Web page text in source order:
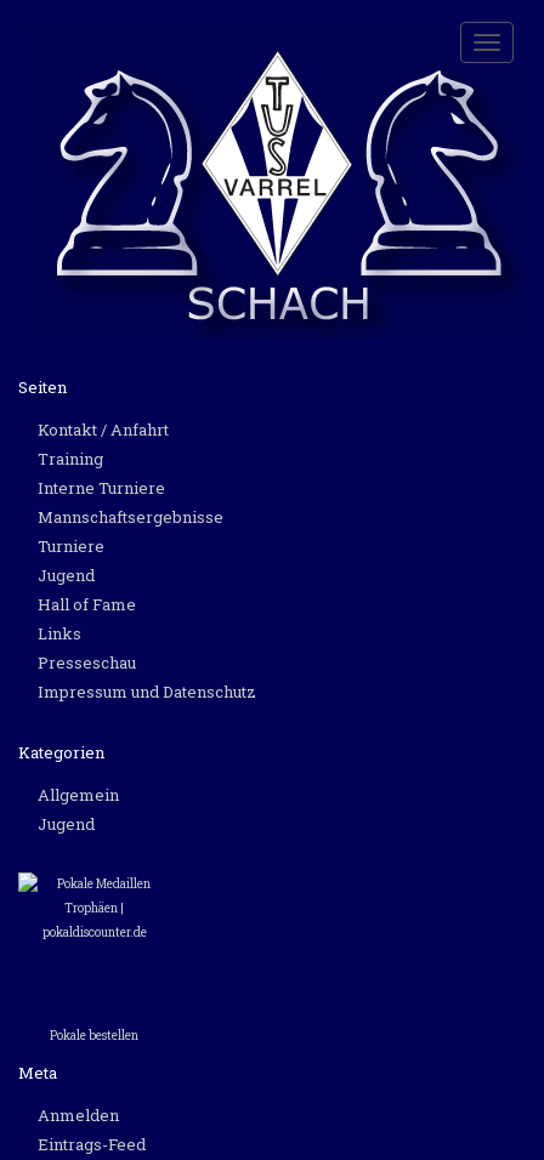
Toggle
Seiten
Kontakt / Anfahrt
Training
Interne Turniere
Mannschaftsergebnisse
Turniere
Jugend
Hall of Fame
Links
Presseschau
Impressum und Datenschutz
Kategorien
Allgemein
Jugend
Pokale bestellen
Meta
Anmelden
Eintrags-Feed